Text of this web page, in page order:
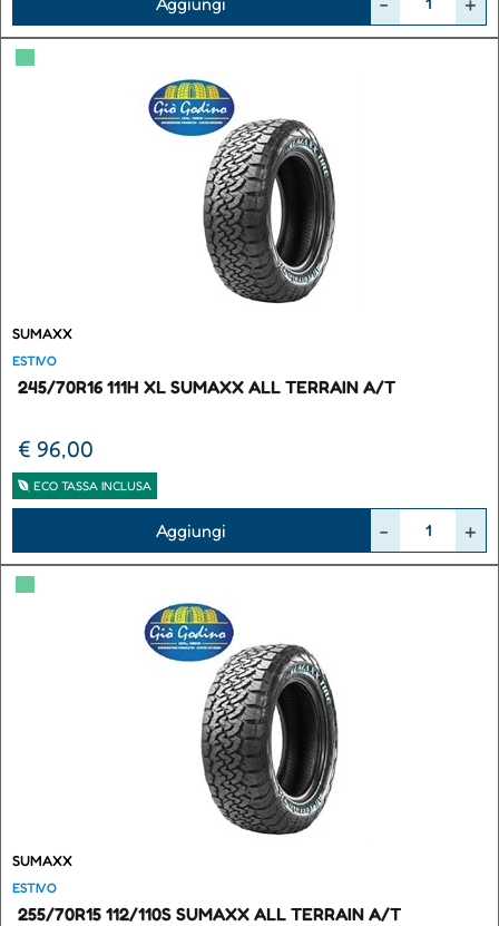
▀
SUMAXX
ESTIVO
245/70R16 111H XL SUMAXX ALL TERRAIN A/T
€ 96,00
ECO TASSA INCLUSA
Aggiungi
▀
SUMAXX
ESTIVO
255/70R15 112/110S SUMAXX ALL TERRAIN A/T